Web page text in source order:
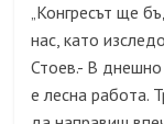
„Конгресът ще
нас, като
Стоев.- В днешно
е лесна работа.